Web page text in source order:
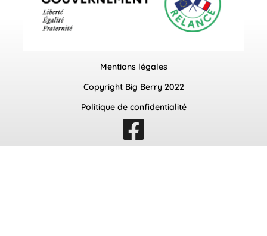
Mentions légales
Copyright Big Berry 2022
Politique de confidentialité